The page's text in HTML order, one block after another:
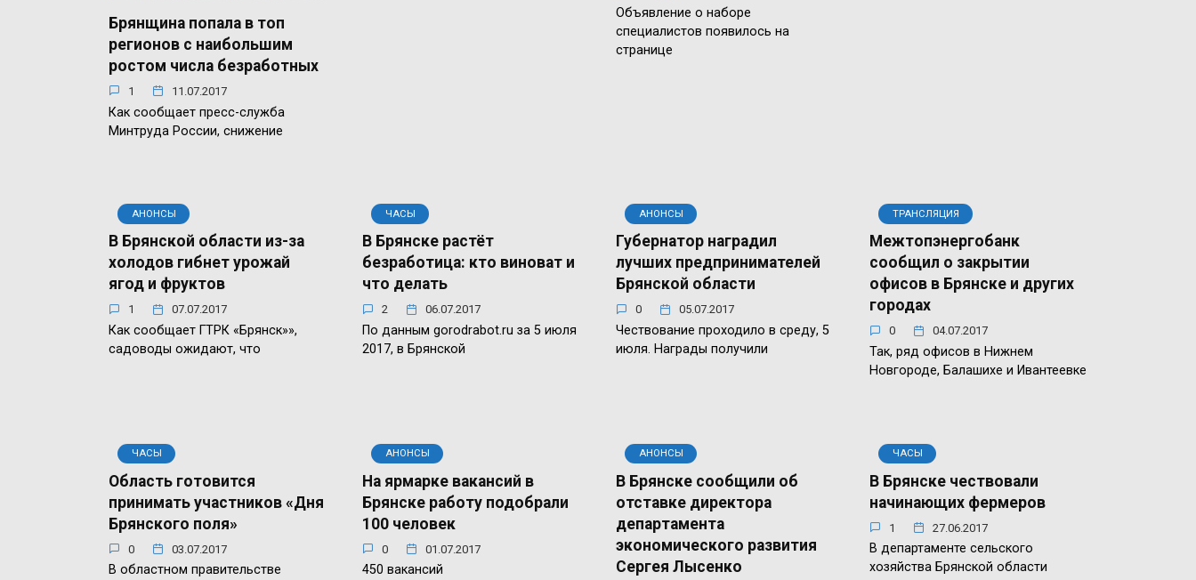
Брянщина попала в топ
регионов с наибольшим
ростом числа безработных
1 11.07.2017
Как сообщает пресс-служба
Минтруда России, снижение
Объявление о наборе
специалистов появилось на
странице
АНОНСЫ
В Брянской области из-за
холодов гибнет урожай
ягод и фруктов
1 07.07.2017
Как сообщает ГТРК «Брянск»»,
садоводы ожидают, что
ЧАСЫ
В Брянске растёт
безработица: кто виноват и
что делать
2 06.07.2017
По данным gorodrabot.ru за 5 июля
2017, в Брянской
АНОНСЫ
Губернатор наградил
лучших предпринимателей
Брянской области
0 05.07.2017
Чествование проходило в среду, 5
июля. Награды получили
ТРАНСЛЯЦИЯ
Межтопэнергобанк
сообщил о закрытии
офисов в Брянске и других
городах
0 04.07.2017
Так, ряд офисов в Нижнем
Новгороде, Балашихе и Ивантеевке
ЧАСЫ
Область готовится
принимать участников «Дня
Брянского поля»
0 03.07.2017
В областном правительстве
АНОНСЫ
На ярмарке вакансий в
Брянске работу подобрали
100 человек
0 01.07.2017
450 вакансий
АНОНСЫ
В Брянске сообщили об
отставке директора
департамента
экономического развития
Сергея Лысенко
ЧАСЫ
В Брянске чествовали
начинающих фермеров
1 27.06.2017
В департаменте сельского
хозяйства Брянской области